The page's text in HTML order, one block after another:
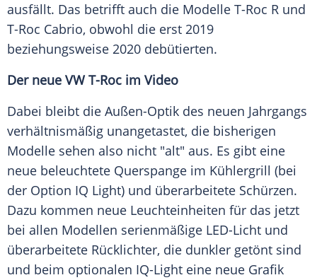
ausfällt. Das betrifft auch die Modelle T-Roc R und
T-Roc Cabrio, obwohl die erst 2019
beziehungsweise 2020 debütierten.
Der neue VWT-Roc im Video
Dabei bleibt die Außen-Optik des neuen Jahrgangs
verhältnismäßig unangetastet, die bisherigen
Modelle sehen also nicht "alt" aus. Es gibt eine
neue beleuchtete Querspange im Kühlergrill (bei
der Option IQ Light) und überarbeitete Schürzen.
Dazu kommen neue Leuchteinheiten für das jetzt
bei allen Modellen serienmäßige LED-Licht und
überarbeitete Rücklichter, die dunkler getönt sind
und beim optionalen IQ-Light eine neue Grafik